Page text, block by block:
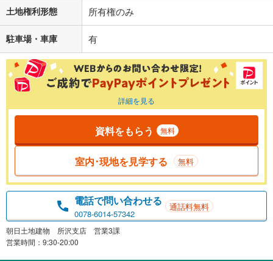
土地権利形態 所有権のみ
駐車場・車庫 有
詳細を見る
資料をもらう 無料
室内･現地を見学する 無料
電話で問い合わせる
0078-6014-57342
通話料無料
朝日土地建物 所沢支店 営業3課
営業時間：9:30-20:00